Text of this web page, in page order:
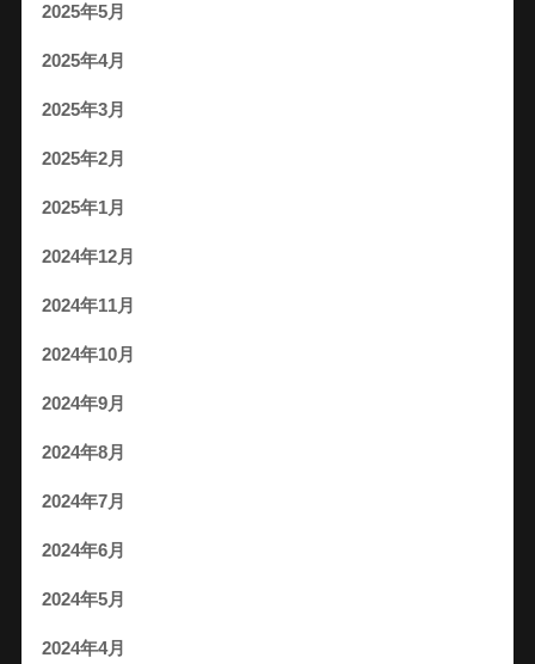
2025年5月
2025年4月
2025年3月
2025年2月
2025年1月
2024年12月
2024年11月
2024年10月
2024年9月
2024年8月
2024年7月
2024年6月
2024年5月
2024年4月